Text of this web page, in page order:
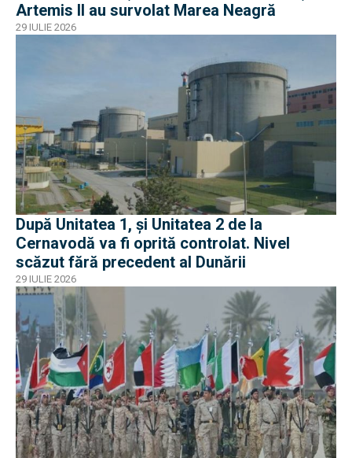
Artemis II au survolat Marea Neagră
29 IULIE 2026
După Unitatea 1, și Unitatea 2 de la
Cernavodă va fi oprită controlat. Nivel
scăzut fără precedent al Dunării
29 IULIE 2026